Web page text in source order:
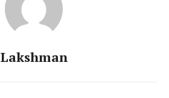
Lakshman